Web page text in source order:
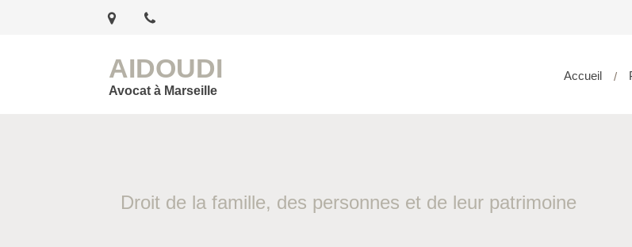
Accueil
AIDOUDI
Avocat à Marseille
Droit de la famille, des personnes et de leur patrimoine